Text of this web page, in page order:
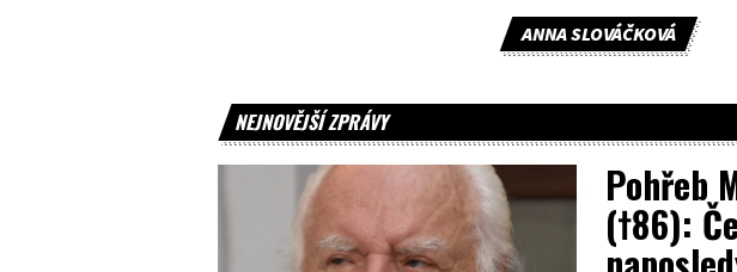
ANNA SLOVÁČKOVÁ
NEJNOVĚJŠÍ ZPRÁVY
Pohřeb
(†86):